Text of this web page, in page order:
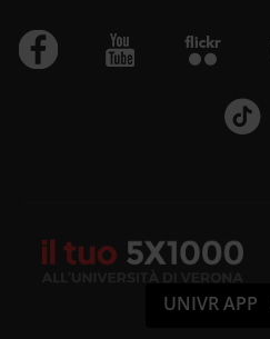
UNIVR APP